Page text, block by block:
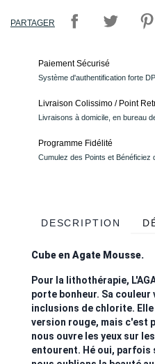
PARTAGER
Paiement Sécurisé
Système d'authentification forte
Livraison Colissimo / Point
Livraisons à domicile, en bureau
Programme Fidélité
Cumulez des Points et Bénéficiez
DESCRIPTION
Cube en Agate Mousse.
Pour la lithothérapie,
porte bonheur. Sa couleur
inclusions de chlorite.
version rouge, mais c'est
nous ouvre les yeux sur
entourent. Hé oui, parfois